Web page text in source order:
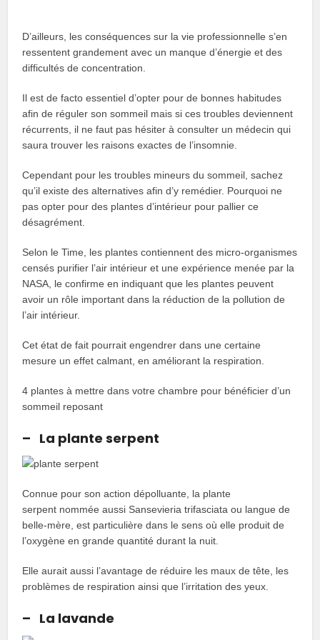
D’ailleurs, les conséquences sur la vie professionnelle s’en
ressentent grandement avec un manque d’énergie et des
difficultés de concentration.
Il est de facto essentiel d’opter pour de bonnes habitudes
afin de réguler son sommeil mais si ces troubles deviennent
récurrents, il ne faut pas hésiter à consulter un médecin qui
saura trouver les raisons exactes de l’insomnie.
Cependant pour les troubles mineurs du sommeil, sachez
qu’il existe des alternatives afin d’y remédier. Pourquoi ne
pas opter pour des plantes d’intérieur pour pallier ce
désagrément.
Selon le Time, les plantes contiennent des micro-organismes
censés purifier l’air intérieur et une expérience menée par la
NASA, le confirme en indiquant que les plantes peuvent
avoir un rôle important dans la réduction de la pollution de
l’air intérieur.
Cet état de fait pourrait engendrer dans une certaine
mesure un effet calmant, en améliorant la respiration.
4 plantes à mettre dans votre chambre pour bénéficier d’un
sommeil reposant
– La plante serpent
Connue pour son action dépolluante, la plante
serpent nommée aussi Sansevieria trifasciata ou langue de
belle-mère, est particulière dans le sens où elle produit de
l’oxygène en grande quantité durant la nuit.
Elle aurait aussi l’avantage de réduire les maux de tête, les
problèmes de respiration ainsi que l’irritation des yeux.
– La lavande